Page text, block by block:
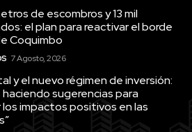
de escombros y 13 mil
el plan para reactivar el borde
Coquimbo
7 Agosto, 2026
y el nuevo régimen de inversión:
haciendo sugerencias para
los impactos positivos en las